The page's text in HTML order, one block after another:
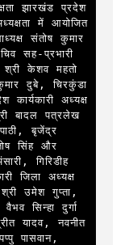
में आयोजित
संतोष कुमार
सह-प्रभारी
श्री केशव महतो
दुबे, चिरकुंडा
अध्यक्ष
बादल पत्रलेख
बृजेंद्र
सिंह और
गिरिडीह
जिला अध्यक्ष
उमेश गुप्ता,
सिन्हा दुर्गा
यादव, नवनीत
पासवान,